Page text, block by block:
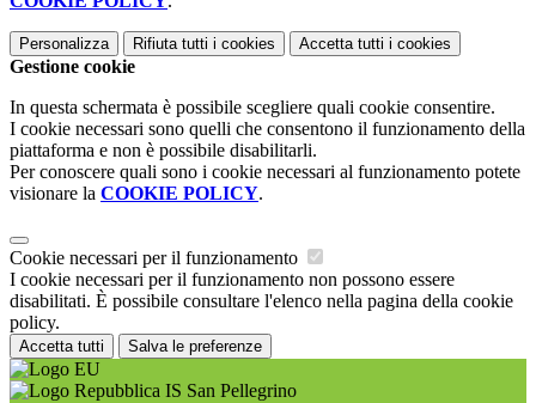
Personalizza Rifiuta tutti i cookies Accetta tutti i cookies
Gestione cookie
In questa schermata è possibile scegliere quali cookie consentire.
I cookie necessari sono quelli che consentono il funzionamento della
piattaforma e non è possibile disabilitarli.
Per conoscere quali sono i cookie necessari al funzionamento potete
visionare la COOKIE POLICY.
Cookie necessari per il funzionamento
I cookie necessari per il funzionamento non possono essere
disabilitati. È possibile consultare l'elenco nella pagina della cookie
policy.
Accetta tutti Salva le preferenze
IS San Pellegrino